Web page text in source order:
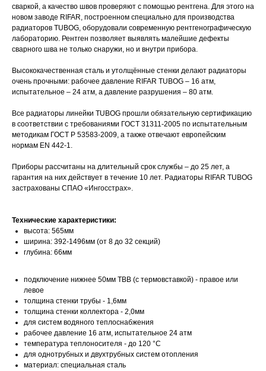
сваркой, а качество швов проверяют с помощью рентгена. Для этого на
новом заводе RIFAR, построенном специально для производства
радиаторов TUBOG, оборудовали современную рентгенографическую
лабораторию. Рентген позволяет выявлять малейшие дефекты
сварного шва не только снаружи, но и внутри прибора.
Высококачественная сталь и утолщённые стенки делают радиаторы
очень прочными: рабочее давление RIFAR TUBOG – 16 атм,
испытательное – 24 атм, а давление разрушения – 80 атм.
Все радиаторы линейки TUBOG прошли обязательную сертификацию
в соответствии с требованиями ГОСТ 31311-2005 по испытательным
методикам ГОСТ Р 53583-2009, а также отвечают европейским
нормам EN 442-1.
Приборы рассчитаны на длительный срок службы – до 25 лет, а
гарантия на них действует в течение 10 лет. Радиаторы RIFAR TUBOG
застрахованы СПАО «Ингосстрах».
Технические характеристики:
высота: 565мм
ширина: 392-1496мм (от 8 до 32 секций)
глубина: 66мм
подключение нижнее 50мм ТВВ (с термовставкой) - правое или
левое
толщина стенки трубы - 1,6мм
толщина стенки коллектора - 2,0мм
для систем водяного теплоснабжения
рабочее давление 16 атм, испытательное 24 атм
температура теплоносителя - до 120 °С
для однотрубных и двухтрубных систем отопления
материал: специальная сталь